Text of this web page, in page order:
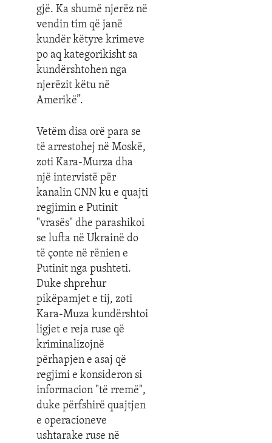
gjë. Ka shumë njerëz në
vendin tim që janë
kundër këtyre krimeve
po aq kategorikisht sa
kundërshtohen nga
njerëzit këtu në
Amerikë”.
Vetëm disa orë para se
të arrestohej në Moskë,
zoti Kara-Murza dha
një intervistë për
kanalin CNN ku e quajti
regjimin e Putinit
"vrasës" dhe parashikoi
se lufta në Ukrainë do
të çonte në rënien e
Putinit nga pushteti.
Duke shprehur
pikëpamjet e tij, zoti
Kara-Muza kundërshtoi
ligjet e reja ruse që
kriminalizojnë
përhapjen e asaj që
regjimi e konsideron si
informacion "të rremë",
duke përfshirë quajtjen
e operacioneve
ushtarake ruse në